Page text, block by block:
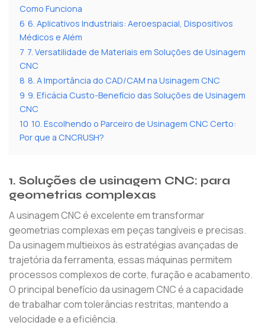
Como Funciona
6 6. Aplicativos Industriais: Aeroespacial, Dispositivos
Médicos e Além
7 7. Versatilidade de Materiais em Soluções de Usinagem
CNC
8 8. A Importância do CAD/CAM na Usinagem CNC
9 9. Eficácia Custo-Benefício das Soluções de Usinagem
CNC
10 10. Escolhendo o Parceiro de Usinagem CNC Certo:
Por que a CNCRUSH?
1. Soluções de usinagem CNC: para
geometrias complexas
A usinagem CNC é excelente em transformar
geometrias complexas em peças tangíveis e precisas.
Da usinagem multieixos às estratégias avançadas de
trajetória da ferramenta, essas máquinas permitem
processos complexos de corte, furação e acabamento.
O principal benefício da usinagem CNC é a capacidade
de trabalhar com tolerâncias restritas, mantendo a
velocidade e a eficiência.